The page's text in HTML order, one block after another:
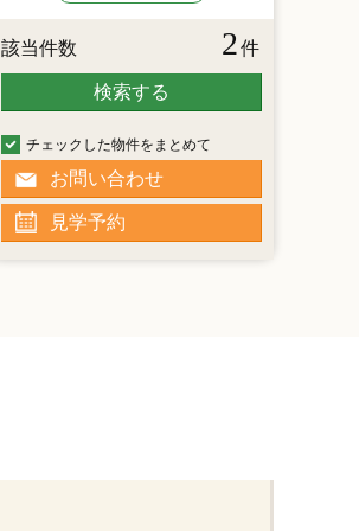
該当件数 2件
検索する
チェックした物件をまとめて
お問い合わせ
見学予約